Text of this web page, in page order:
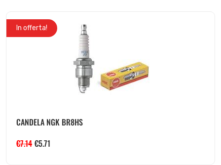
In offerta!
CANDELA NGK BR8HS
€7.14 €5.71